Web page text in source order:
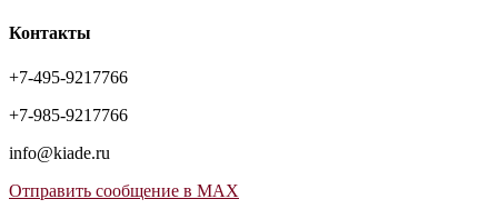
Контакты
+7-495-9217766
+7-985-9217766
info@kiade.ru
Отправить сообщение в MAX